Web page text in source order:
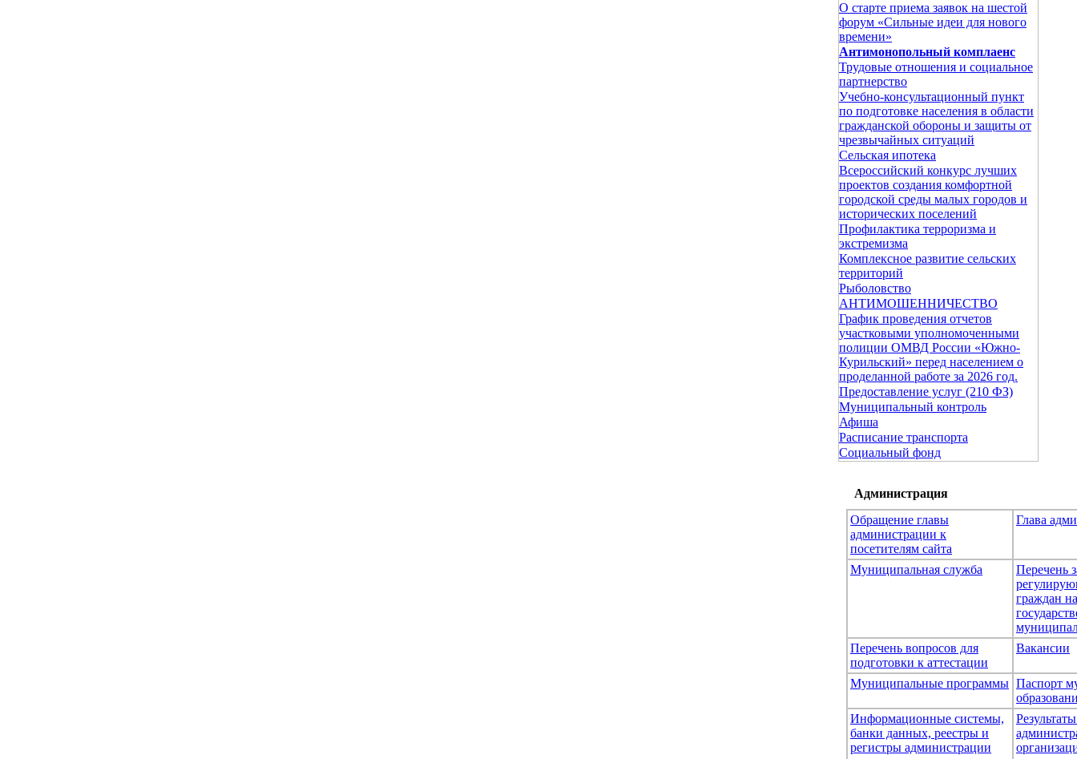
О старте приема заявок на шестой
форум «Сильные идеи для нового
времени»
Антимонопольный комплаенс
Трудовые отношения и социальное
партнерство
Учебно-консультационный пункт
по подготовке населения в области
гражданской обороны и защиты от
чрезвычайных ситуаций
Сельская ипотека
Всероссийский конкурс лучших
проектов создания комфортной
городской среды малых городов и
исторических поселений
Профилактика терроризма и
экстремизма
Комплексное развитие сельских
территорий
Рыболовство
АНТИМОШЕННИЧЕСТВО
График проведения отчетов
участковыми уполномоченными
полиции ОМВД России «Южно-
Курильский» перед населением о
проделанной работе за 2026 год.
Предоставление услуг (210 ФЗ)
Муниципальный контроль
Афиша
Расписание транспорта
Социальный фонд
Администрация
Обращение главы
администрации к
посетителям сайта
Глава
Муниципальная служба
Перечень
граждан на
Перечень вопросов для
подготовки к аттестации
Вакансии
Муниципальные программы Паспорт
Информационные системы,
банки данных, реестры и
регистры администрации